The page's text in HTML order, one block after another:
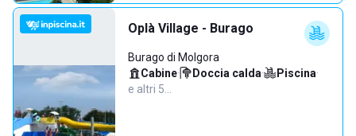
Oplà Village - Burago
Burago di Molgora
Cabine· Doccia calda· Piscina·
e altri 5…